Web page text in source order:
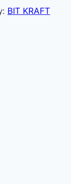
BIT KRAFT